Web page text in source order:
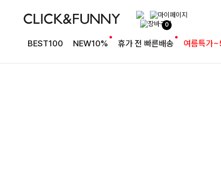
0
BEST100 NEW10% 휴가 전 빠른배송 여름특가
완성도 높은 원피스SET
특스트라이프 링클원피스+스트링자켓SET